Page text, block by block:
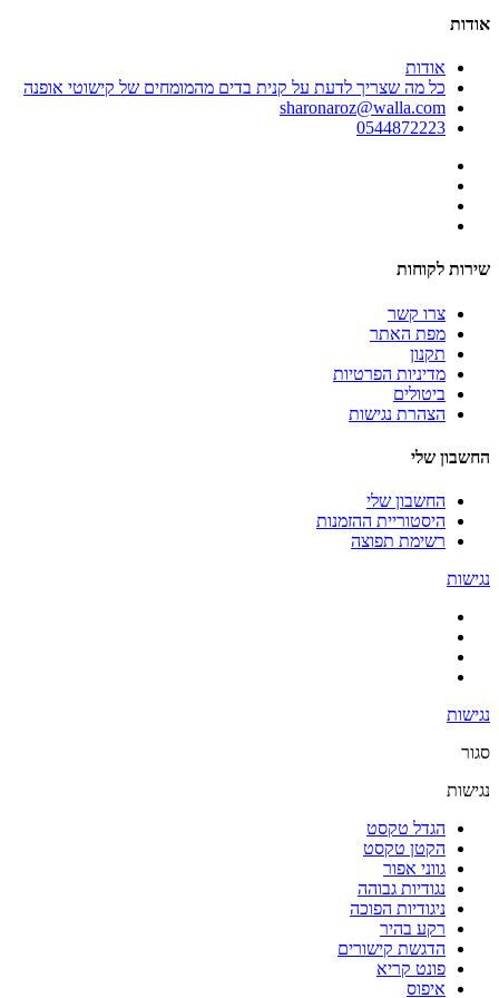
אודות
אודות
כל מה שצריך לדעת על קנית בדים מהמומחים של קישוטי אופנה
sharonaroz@walla.com
0544872223
שירות לקוחות
צרו קשר
מפת האתר
תקנון
מדיניות הפרטיות
ביטולים
הצהרת נגישות
החשבון שלי
החשבון שלי
היסטוריית ההזמנות
רשימת תפוצה
נגישות
נגישות
סגור
נגישות
הגדל טקסט
הקטן טקסט
גווני אפור
נגודיות גבוהה
ניגודיות הפוכה
רקע בהיר
הדגשת קישורים
פונט קריא
איפוס